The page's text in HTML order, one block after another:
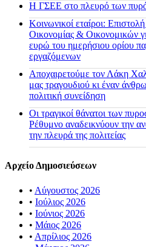
H ΓΣΕΕ στο πλευρό των
Κοινωνικοί εταίροι:
Οικονομίας & Οικονομικών
ευρώ του ημερήσιου ορίου
εργαζόμενων
Αποχαιρετούμε τον Λάκη
μας τραγουδιού κι έναν
πολιτική συνείδηση
Οι τραγικοί θάνατοι των
Ρέθυμνο αναδεικνύουν την
την πλευρά της πολιτείας
Αρχείο Δημοσιεύσεων
• Αύγουστος 2026
• Ιούλιος 2026
• Ιούνιος 2026
• Μάιος 2026
• Απρίλιος 2026